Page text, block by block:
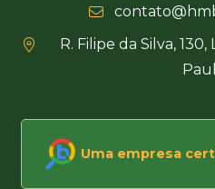
R. Filipe da Silva,
Uma empresa